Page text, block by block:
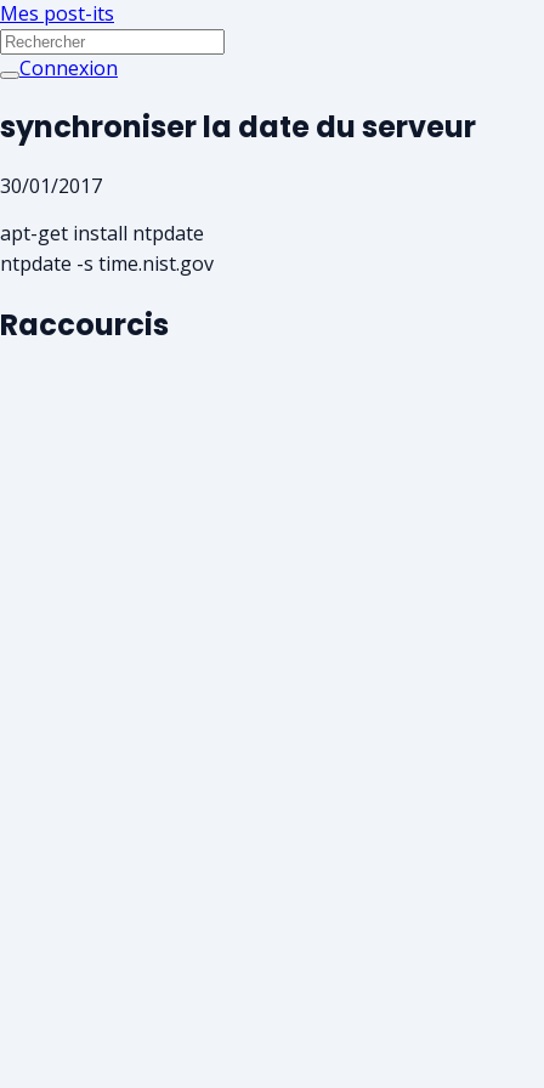
Mes post-its
Connexion
synchroniser la date du serveur
30/01/2017
apt-get install ntpdate
ntpdate -s time.nist.gov
Raccourcis